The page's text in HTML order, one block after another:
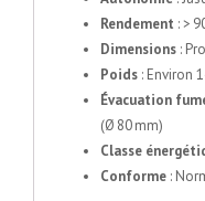
Rendement : >
Dimensions :
Poids : Environ
Évacuation
(Ø 80 mm)
Classe
Conforme :